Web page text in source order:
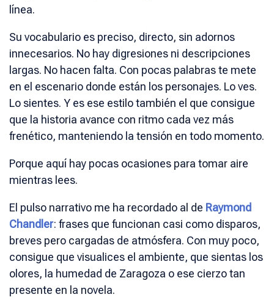
línea.
Su vocabulario es preciso, directo, sin adornos
innecesarios. No hay digresiones ni descripciones
largas. No hacen falta. Con pocas palabras te mete
en el escenario donde están los personajes. Lo ves.
Lo sientes. Y es ese estilo también el que consigue
que la historia avance con ritmo cada vez más
frenético, manteniendo la tensión en todo momento.
Porque aquí hay pocas ocasiones para tomar aire
mientras lees.
El pulso narrativo me ha recordado al de Raymond
Chandler: frases que funcionan casi como disparos,
breves pero cargadas de atmósfera. Con muy poco,
consigue que visualices el ambiente, que sientas los
olores, la humedad de Zaragoza o ese cierzo tan
presente en la novela.